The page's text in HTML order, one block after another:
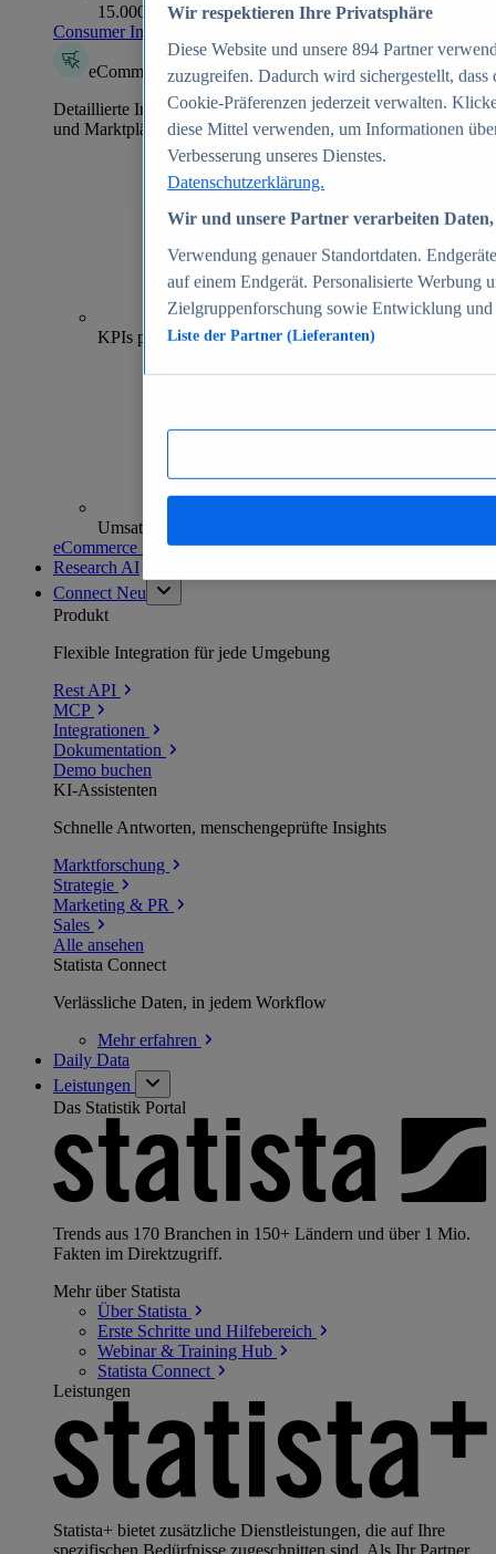
15.000+ Marken
Consumer Insights entdecken
eCommerce Insights
Detaillierte Informationen zu mehr als 39.000 Online-Shops
und Marktplätzen
70+
KPIs pro Shop
Umsatzanalysen und -prognosen
eCommerce Insights entdecken
Research AI
Connect Neu
Produkt
Flexible Integration für jede Umgebung
Rest API
MCP
Integrationen
Dokumentation
Demo buchen
KI-Assistenten
Schnelle Antworten, menschengeprüfte Insights
Marktforschung
Strategie
Marketing & PR
Sales
Alle ansehen
Statista Connect
Verlässliche Daten, in jedem Workflow
Mehrerfahren
Daily Data
Leistungen
Das Statistik Portal
Trends aus 170 Branchen in 150+ Ländern und über 1 Mio.
Fakten im Direktzugriff.
Mehr über Statista
Über Statista
Erste Schritte und Hilfebereich
Webinar & Training Hub
Statista Connect
Leistungen
Statista+ bietet zusätzliche Dienstleistungen, die auf Ihre
spezifischen Bedürfnisse zugeschnitten sind. Als Ihr Partner
Wir respektieren Ihre Privatsphäre
Diese Website und unsere 894 Partner
zuzugreifen. Dadurch wird sichergestellt,
Cookie-Präferenzen jederzeit verwalten.
diese Mittel verwenden, um Informationen
Verbesserung unseres Dienstes.
Datenschutzerklärung.
Wir und unsere Partner verarbeiten
Verwendung genauer Standortdaten.
auf einem Endgerät. Personalisierte Werbung
Zielgruppenforschung sowie Entwicklung
Liste der Partner (Lieferanten)